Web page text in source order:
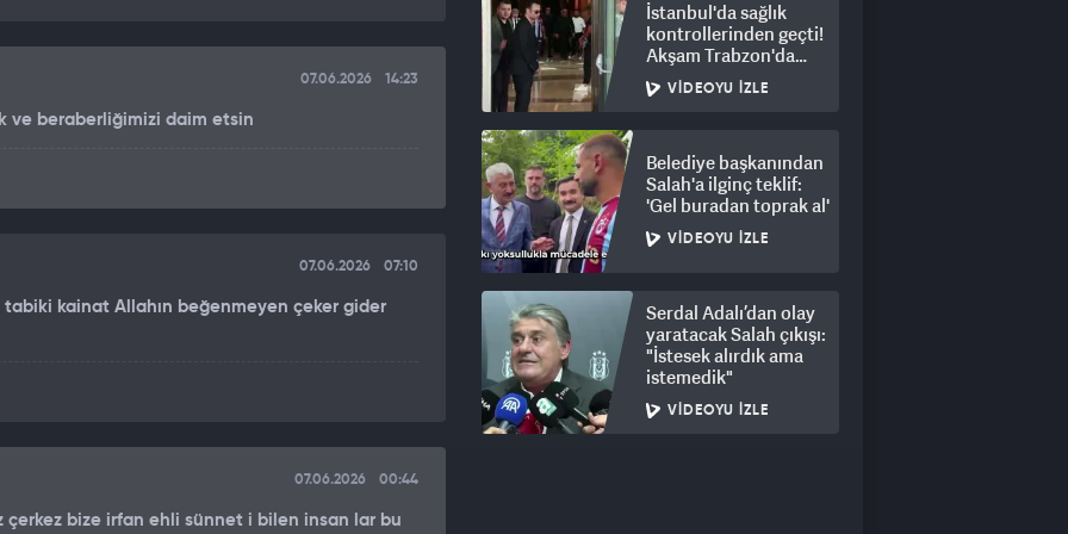
yapısı ile de takdir topladı.
07.06.2026 14:23
ve beraberliğimizi daim etsin
07.06.2026 07:10
kainat Allahın beğenmeyen çeker gider
07.06.2026 00:44
çerkez bize irfan ehli sünnet i bilen insan lar bu
İstanbul'da sağlık
kontrollerinden geçti!
Akşam Trabzon'da
olacak
VIDEOYU İZLE
Belediye başkanından
Salah'a ilginç teklif:
'Gel buradan toprak al'
VIDEOYU İZLE
Serdal Adalı’dan olay
yaratacak Salah çıkışı:
"İstesek alırdık ama
istemedik"
VIDEOYU İZLE